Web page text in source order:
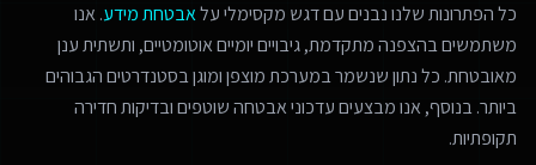
כל הפתרונות שלנו נבנים עם דגש מקסימלי עלאבטחת מידע. אנו
משתמשים בהצפנה מתקדמת, גיבויים יומיים אוטומטיים, ותשתית ענן
מאובטחת. כל נתון שנשמר במערכת מוצפן ומוגן בסטנדרטים הגבוהים
ביותר. בנוסף, אנו מבצעים עדכוני אבטחה שוטפים ובדיקות חדירה
תקופתיות.